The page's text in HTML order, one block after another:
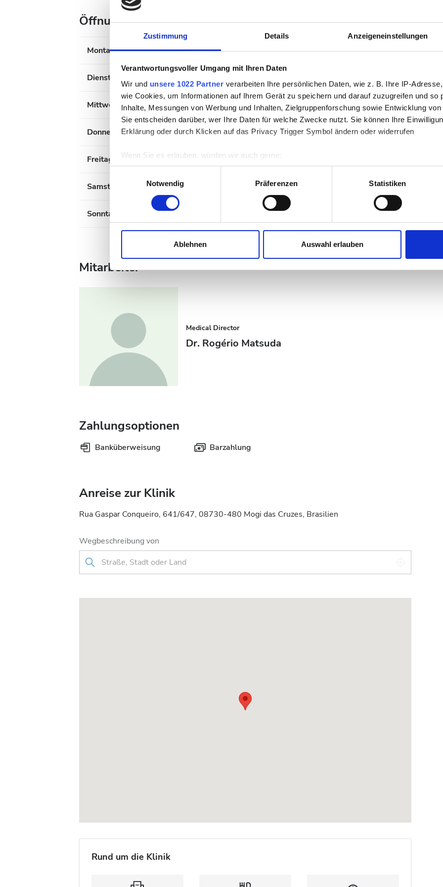
Zustimmung Details Anzeigeneinstellungen
Verantwortungsvoller Umgang mit Ihren Daten
Wir und unsere 1022 Partner verarbeiten Ihre persönlichen Daten, wie z. B. Ihre IP-
wie Cookies, um Informationen auf Ihrem Gerät zu speichern und darauf zuzugreifen und so
Inhalte, Messungen von Werbung und Inhalten, Zielgruppenforschung sowie Entwicklung
Sie entscheiden darüber, wer Ihre Daten für welche Zwecke nutzt. Sie können Ihre
Erklärung oder durch Klicken auf das Privacy Trigger Symbol ändern oder widerrufen
Wenn Sie es erlauben, würden wir auch gerne:
Informationen über Ihre geografische Lage erfassen, welche bis auf einige Meter
Ihr Gerät durch aktives Scannen nach bestimmten Merkmalen (Fingerprinting)
Erfahren Sie mehr darüber, wie Ihre persönlichen Daten verarbeitet werden, und legen Sie
Einzelheitenfest.
Wir verwenden Cookies, um Inhalte und Anzeigen zu personalisieren, Funktionen für soziale
und die Zugriffe auf unsere Website zu analysieren. Außerdem geben wir Informationen zu
Notwendig
Präferenzen Statistiken
Ablehnen Auswahl erlauben
Öffnungszeiten
Montag 06:00 - 21:00
Dienstag
Mittwoch 06:00 - 21:00
Donnerstag 06:00 - 21:00
Freitag 06:00 - 21:00
Samstag 06:00 - 21:00
Sonntag Geschlossen
Mitarbeiter
Medical Director
Dr. Rogério Matsuda
Zahlungsoptionen
Banküberweisung Barzahlung
Anreise zur Klinik
Rua Gaspar Conqueiro, 641/647, 08730-480 Mogi das Cruzes, Brasilien
Wegbeschreibung von
Rund um die Klinik